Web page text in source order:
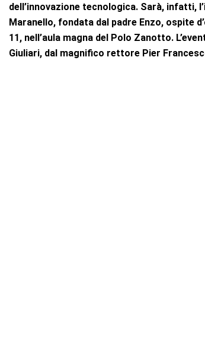
dell’innovazione tecnologica. Sarà, infatti,
Maranello, fondata dal padre Enzo, ospite
11, nell’aula magna del Polo Zanotto.
Giuliari, dal magnifico rettore Pier